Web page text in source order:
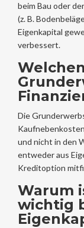
beim Bau oder
(z. B.
Eigenkapital
verbessert.
Die
und nicht in den
entweder aus
Kreditoption
Warum
wichtig